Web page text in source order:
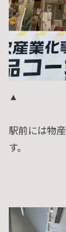
▲
駅前には物
す。